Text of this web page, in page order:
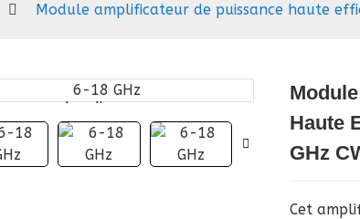
Module amplificateur de puissance haute
Loading...
Loading...
Haute
GHz
Cet